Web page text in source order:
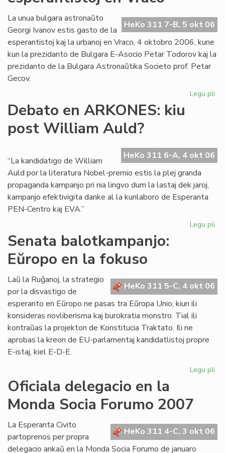
HeKo 311 7-B, 5 okt 06
La unua bulgara astronaŭto
Georgi Ivanov estis gasto de la
esperantistoj kaj la urbanoj en Vraco, 4 oktobro 2006, kune
kun la prezidanto de Bulgara E-Asocio Petar Todorov kaj la
prezidanto de la Bulgara Astronaŭtika Societo prof. Petar
Gecov.
Legu pli
Debato en ARKONES: kiu
post William Auld?
HeKo 311 6-A, 4 okt 06
“La kandidatigo de William
Auld por la literatura Nobel-premio estis la plej granda
propaganda kampanjo pri nia lingvo dum la lastaj dek jaroj,
kampanjo efektivigita danke al la kunlaboro de Esperanta
PEN-Centro kaj EVA.”
Legu pli
Senata balotkampanjo:
Eŭropo en la fokuso
HeKo 311 5-C, 4 okt 06
Laŭ la Ruĝanoj, la strategio
por la disvastigo de
esperanto en Eŭropo ne pasas tra Eŭropa Unio, kiun ili
konsideras novliberisma kaj burokratia monstro. Tial ili
kontraŭas la projekton de Konstitucia Traktato. Ili ne
aprobas la kreon de EU-parlamentaj kandidatlistoj propre
E-istaj, kiel E-D-E.
Legu pli
la
Oficiala delegacio en la
Monda Socia Forumo 2007
HeKo 311 4-C, 3 okt 06
La Esperanta Civito
partoprenos per propra
delegacio ankaŭ en la Monda Socia Forumo de januaro